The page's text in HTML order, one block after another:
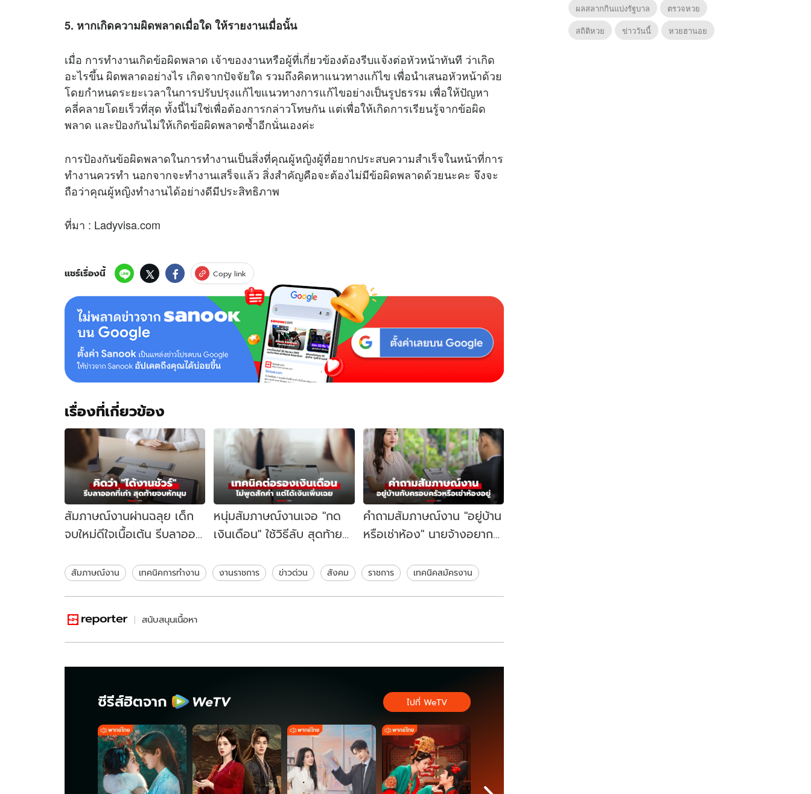
5. หากเกิดความผิดพลาดเมื่อใด ให้รายงานเมื่อนั้น
เมื่อ การทำงานเกิดข้อผิดพลาด เจ้าของงานหรือผู้ที่เกี่ยวข้องต้องรีบแจ้งต่อหัวหน้าทันที ว่าเกิด
อะไรขึ้น ผิดพลาดอย่างไร เกิดจากปัจจัยใด รวมถึงคิดหาแนวทางแก้ไข เพื่อนำเสนอหัวหน้าด้วย
โดยกำหนดระยะเวลาในการปรับปรุงแก้ไขแนวทางการแก้ไขอย่างเป็นรูปธรรม เพื่อให้ปัญหา
คลี่คลายโดยเร็วที่สุด ทั้งนี้ไม่ใช่เพื่อต้องการกล่าวโทษกัน แต่เพื่อให้เกิดการเรียนรู้จากข้อผิด
พลาด และป้องกันไม่ให้เกิดข้อผิดพลาดซ้ำอีกนั่นเองค่ะ
การป้องกันข้อผิดพลาดในการทำงานเป็นสิ่งที่คุณผู้หญิงผู้ที่อยากประสบความสำเร็จในหน้าที่การ
ทำงานควรทำ นอกจากจะทำงานเสร็จแล้ว สิ่งสำคัญคือจะต้องไม่มีข้อผิดพลาดด้วยนะคะ จึงจะ
ถือว่าคุณผู้หญิงทำงานได้อย่างดีมีประสิทธิภาพ
ที่มา : Ladyvisa.com
แชร์เรื่องนี้ Copy link
เรื่องที่เกี่ยวข้อง
สัมภาษณ์งานผ่านฉลุย เด็ก
จบใหม่ดีใจเนื้อเต้น รีบลาออก
เจ็บจุก
หนุ่มสัมภาษณ์งานเจอ "กด
เงินเดือน" ใช้วิธีลับ สุดท้าย
4 แสน
คำถามสัมภาษณ์งาน "อยู่บ้าน
หรือเช่าห้อง" นายจ้างอยากรู้
สัมภาษณ์งาน เทคนิคการทำงาน งานราชการ ข่าวด่วน สังคม ราชการ เทคนิคสมัครงาน
สนับสนุนเนื้อหา
ซีรีส์ฮิตจาก ไปที่ WeTV
ผลสลากกินแบ่งรัฐบาล
ตรวจหวย
สถิติหวย
ข่าววันนี้ หวยฮานอย